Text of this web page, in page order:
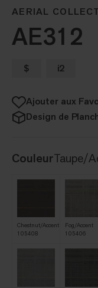
AERIAL
AE312
$ i2
Ajouter aux
Design de
CouleurTaupe/
Chestnut/Accent
105408
Fog/Accent
105406